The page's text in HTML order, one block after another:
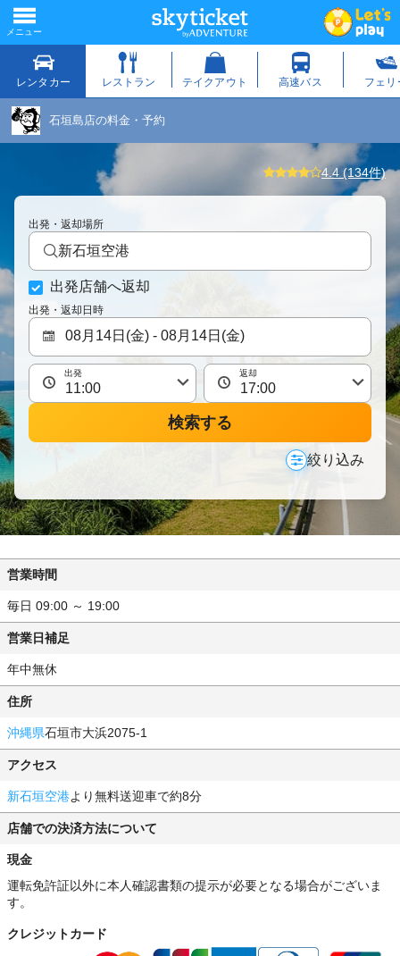
石垣島店の料金・予約
4.4 (134件)
出発・返却場所
新石垣空港
出発店舗へ返却
出発・返却日時
出発 返却
検索する
絞り込み
営業時間
毎日 09:00 ～ 19:00
営業日補足
年中無休
住所
沖縄県石垣市大浜2075-1
アクセス
新石垣空港より無料送迎車で約8分
店舗での決済方法について
現金
運転免許証以外に本人確認書類の提示が必要となる場合がございま
す。
クレジットカード